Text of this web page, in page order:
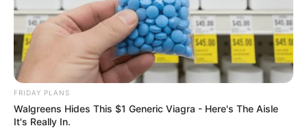
ดูดวง
FRIDAY PLANS
Walgreens Hides This $1 Generic Viagra - Here's The Aisle
It's Really In.